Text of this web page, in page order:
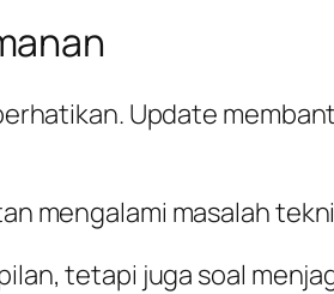
Update
mengalami masalah
tetapi juga soal